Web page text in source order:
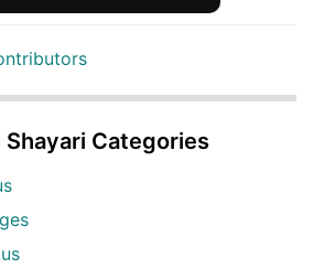
Shayari Categories